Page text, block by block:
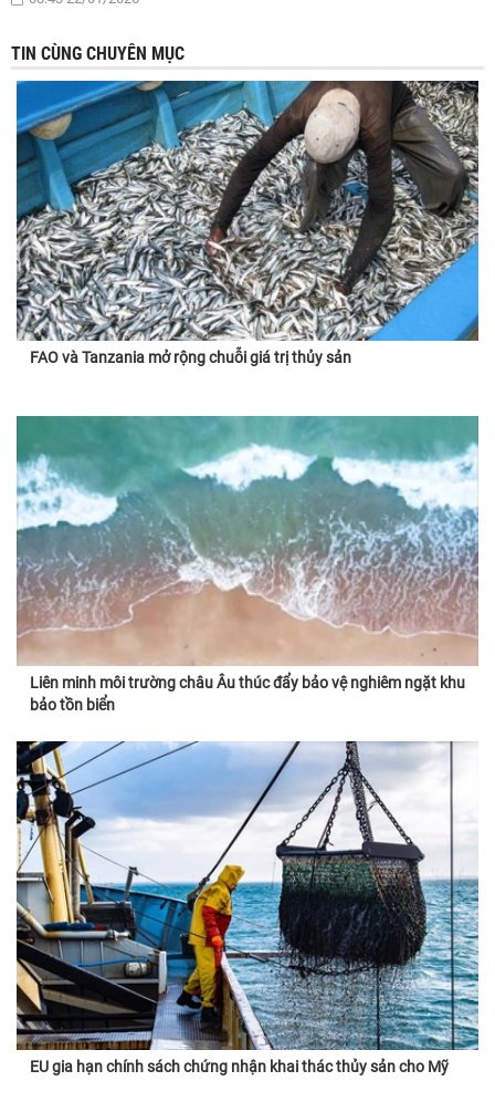
TIN CÙNG CHUYÊN MỤC
FAO và Tanzania mở rộng chuỗi giá trị thủy sản
Liên minh môi trường châu Âu thúc đẩy bảo vệ nghiêm ngặt khu
bảo tồn biển
EU gia hạn chính sách chứng nhận khai thác thủy sản cho Mỹ